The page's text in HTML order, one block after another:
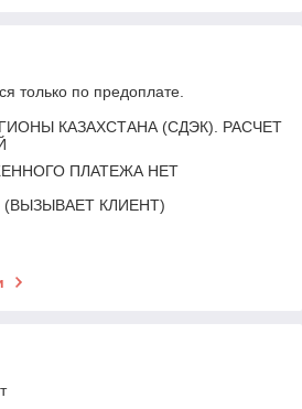
только по предоплате.
КАЗАХСТАНА (СДЭК). РАСЧЕТ
ПЛАТЕЖА НЕТ
(ВЫЗЫВАЕТ КЛИЕНТ)